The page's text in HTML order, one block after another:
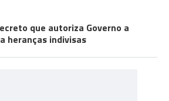
que autoriza Governo a
heranças indivisas